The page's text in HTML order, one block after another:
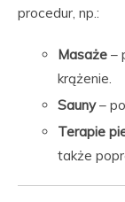
procedur, np.:
Masaże –
krążenie.
Sauny–
Terapie
także